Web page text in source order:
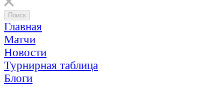
Главная
Матчи
Новости
Турнирная таблица
Блоги